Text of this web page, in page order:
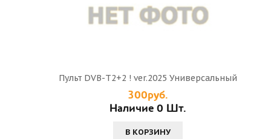
Пульт DVB-T2+2 ! ver.2025 Универсальный
300руб.
Наличие 0 Шт.
В КОРЗИНУ